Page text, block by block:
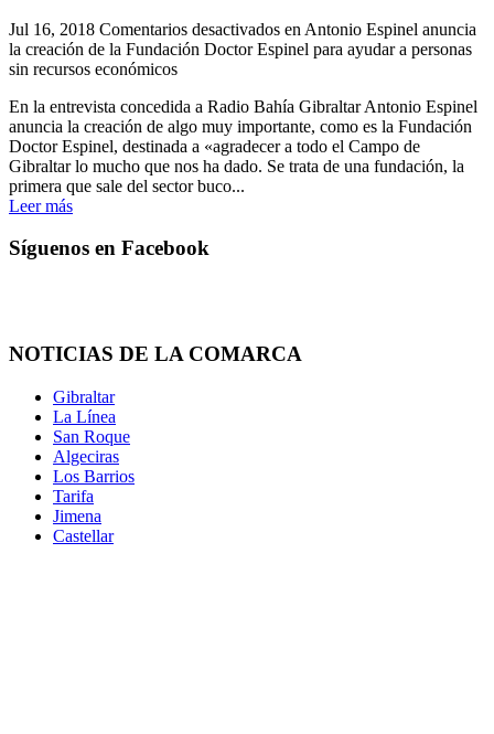
Jul 16, 2018 Comentarios desactivados en Antonio Espinel anuncia
la creación de la Fundación Doctor Espinel para ayudar a personas
sin recursos económicos
En la entrevista concedida a Radio Bahía Gibraltar Antonio Espinel
anuncia la creación de algo muy importante, como es la Fundación
Doctor Espinel, destinada a «agradecer a todo el Campo de
Gibraltar lo mucho que nos ha dado. Se trata de una fundación, la
primera que sale del sector buco...
Leer más
Síguenos en Facebook
NOTICIAS DE LA COMARCA
Gibraltar
La Línea
San Roque
Algeciras
Los Barrios
Tarifa
Jimena
Castellar